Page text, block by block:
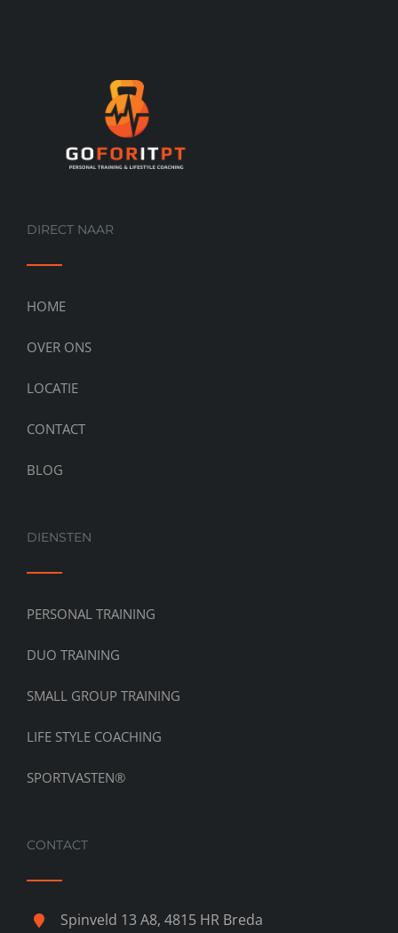
DIRECT NAAR
HOME
OVER ONS
LOCATIE
CONTACT
BLOG
DIENSTEN
PERSONAL TRAINING
DUO TRAINING
SMALL GROUP TRAINING
LIFE STYLE COACHING
SPORTVASTEN®
CONTACT
Spinveld 13 A8, 4815 HR Breda